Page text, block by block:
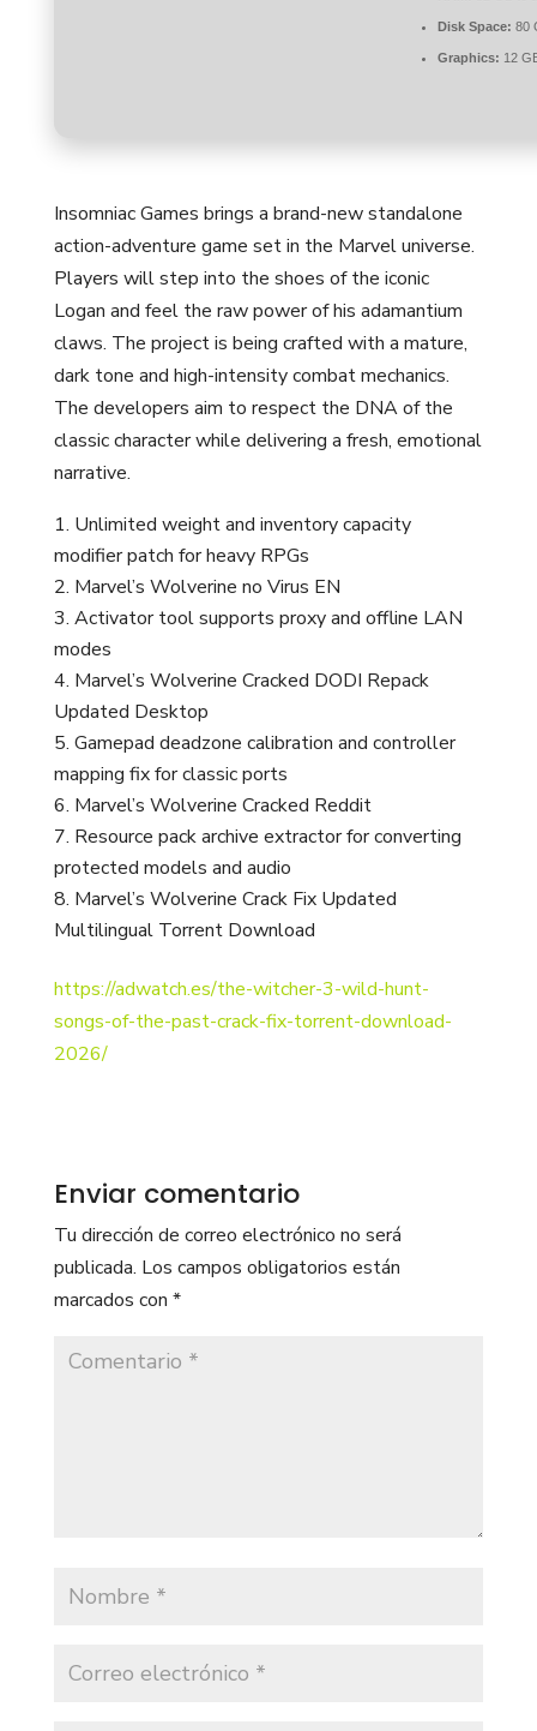
Disk Space: 80
Graphics: 12
Insomniac Games brings a brand-new standalone
action-adventure game set in the Marvel universe.
Players will step into the shoes of the iconic
Logan and feel the raw power of his adamantium
claws. The project is being crafted with a mature,
dark tone and high-intensity combat mechanics.
The developers aim to respect the DNA of the
classic character while delivering a fresh, emotional
narrative.
Unlimited weight and inventory capacity
modifier patch for heavy RPGs
Marvel’s Wolverine no Virus EN
Activator tool supports proxy and offline LAN
modes
Marvel’s Wolverine Cracked DODI Repack
Updated Desktop
Gamepad deadzone calibration and controller
mapping fix for classic ports
Marvel’s Wolverine Cracked Reddit
Resource pack archive extractor for converting
protected models and audio
Marvel’s Wolverine Crack Fix Updated
Multilingual Torrent Download
https://adwatch.es/the-witcher-3-wild-hunt-
songs-of-the-past-crack-fix-torrent-download-
2026/
Enviar comentario
Tu dirección de correo electrónico no será
publicada. Los campos obligatorios están
marcados con *